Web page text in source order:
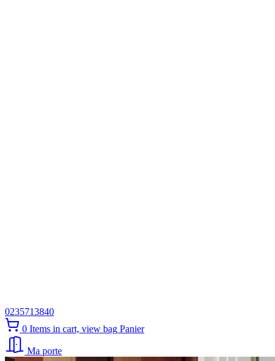
0235713840
0 Items in cart, view bag Panier
Ma porte